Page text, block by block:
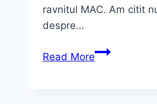
ravnitul MAC. Am citit
despre…
Read MoreFond